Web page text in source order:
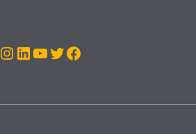
Instagram
LinkedIn
YouTube
Twitter
Facebook